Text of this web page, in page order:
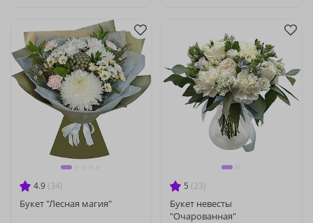
4.9 (34)
Букет "Лесная магия"
5 (23)
Букет невесты
"Очарованная"